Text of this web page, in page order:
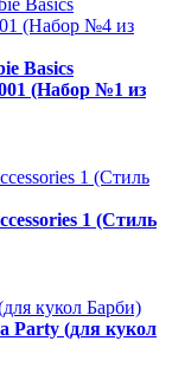
Basics
(Набор №1 из
1 (Стиль
Party (для кукол